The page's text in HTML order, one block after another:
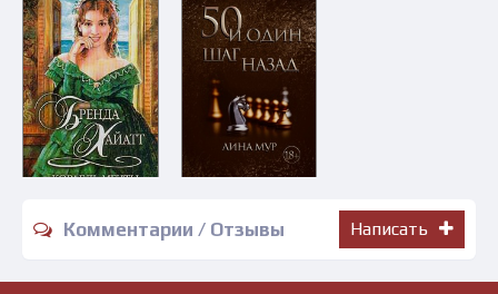
Комментарии / Отзывы Написать